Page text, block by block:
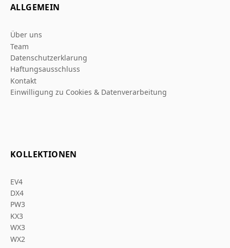
ALLGEMEIN
Über uns
Team
Datenschutzerklarung
Haftungsausschluss
Kontakt
Einwilligung zu Cookies & Datenverarbeitung
KOLLEKTIONEN
EV4
DX4
PW3
KX3
WX3
WX2